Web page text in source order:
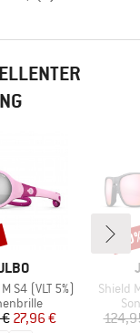
S4 (VLT 5%)
Preis
reduzierter Preis
27,96 €
Artikel
Shield